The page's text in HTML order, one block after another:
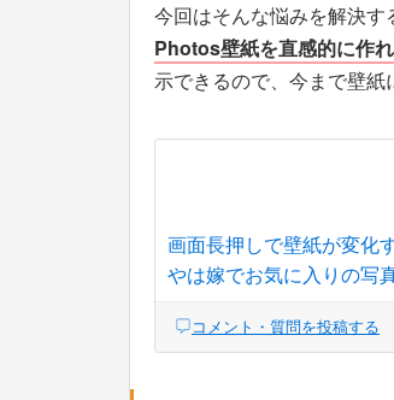
今回はそんな悩みを解決す
Photos壁紙を直感的に作
示できるので、今まで壁紙
画面長押しで壁紙が変化
やは嫁でお気に入りの写
コメント・質問を投稿する